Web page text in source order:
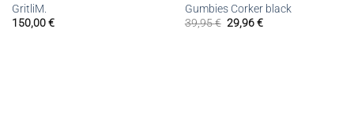
GritliM.
150,00€
Gumbies Corker black
39,95€ 29,96€